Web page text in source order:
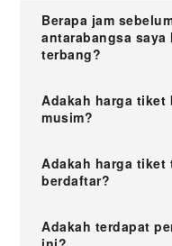
Berapa jam
antarabangsa
terbang?
Adakah harga tiket
musim?
Adakah harga tiket
berdaftar?
Adakah terdapat